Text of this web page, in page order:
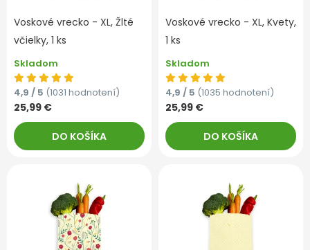
Voskové vrecko - XL, Žlté
včielky, 1 ks
Skladom
4,9 / 5 (1031 hodnotení)
25,99 €
DO KOŠÍKA
Voskové vrecko - XL, Kvety,
1 ks
Skladom
4,9 / 5 (1035 hodnotení)
25,99 €
DO KOŠÍKA